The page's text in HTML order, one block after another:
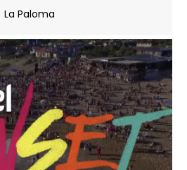
La Paloma